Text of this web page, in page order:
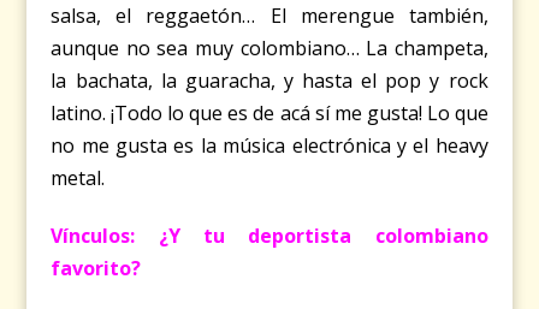
salsa, el reggaetón… El merengue también,
aunque no sea muy colombiano… La champeta,
la bachata, la guaracha, y hasta el pop y rock
latino. ¡Todo lo que es de acá sí me gusta! Lo que
no me gusta es la música electrónica y el heavy
metal.
Vínculos: ¿Y tu deportista colombiano
favorito?